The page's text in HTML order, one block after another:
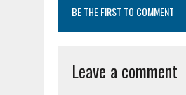
BE THE FIRST TO COMMENT
Leave a comment